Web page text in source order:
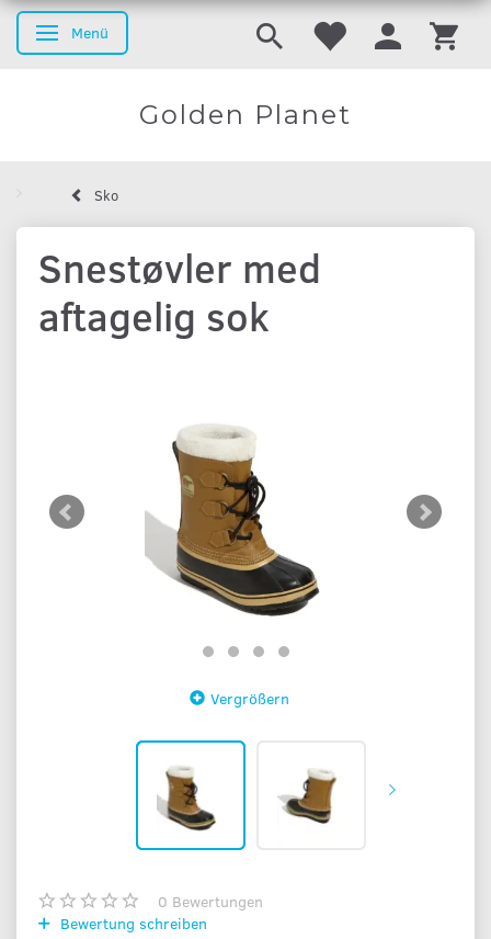
Anzeige ändern
Menü
Golden Planet
Sko
Snestøvler med
aftagelig sok
Vergrößern
0 Bewertungen
Bewertung schreiben